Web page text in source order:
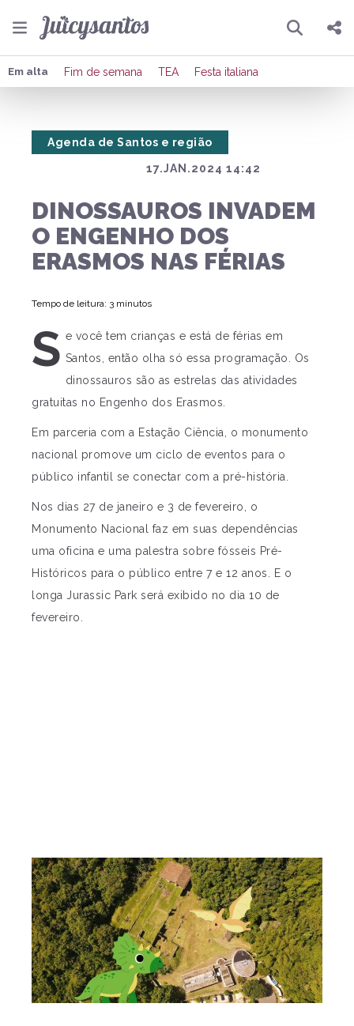
Pesquisar
Compartilhar
Publicar no X
Em alta Fim de semana TEA Festa italiana
17.JAN.2024 14:42
Agenda de Santos e região
DINOSSAUROS INVADEM
O ENGENHO DOS
ERASMOS NAS FÉRIAS
Tempo de leitura: 3 minutos
S e você tem crianças e está de férias em
Santos, então olha só essa programação. Os
dinossauros são as estrelas das atividades
gratuitas no Engenho dos Erasmos.
Em parceria com a Estação Ciência, o monumento
nacional promove um ciclo de eventos para o
público infantil se conectar com a pré-história.
Nos dias 27 de janeiro e 3 de fevereiro, o
Monumento Nacional faz em suas dependências
uma oficina e uma palestra sobre fósseis Pré-
Históricos para o público entre 7 e 12 anos. E o
longa Jurassic Park será exibido no dia 10 de
fevereiro.